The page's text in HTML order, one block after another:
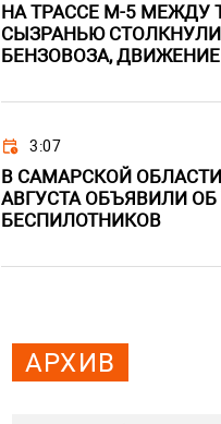
НА ТРАССЕ М-5 МЕЖДУ
СЫЗРАНЬЮ
БЕНЗОВОЗА,
3:07
В САМАРСКОЙ
АВГУСТА ОБЪЯВИЛИ ОБ
БЕСПИЛОТНИКОВ
АРХИВ